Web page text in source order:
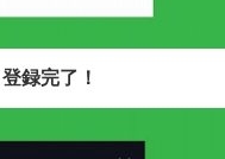
録完了！